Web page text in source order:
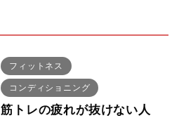
フィットネス
コンディショニング
筋トレの疲れが抜けない人